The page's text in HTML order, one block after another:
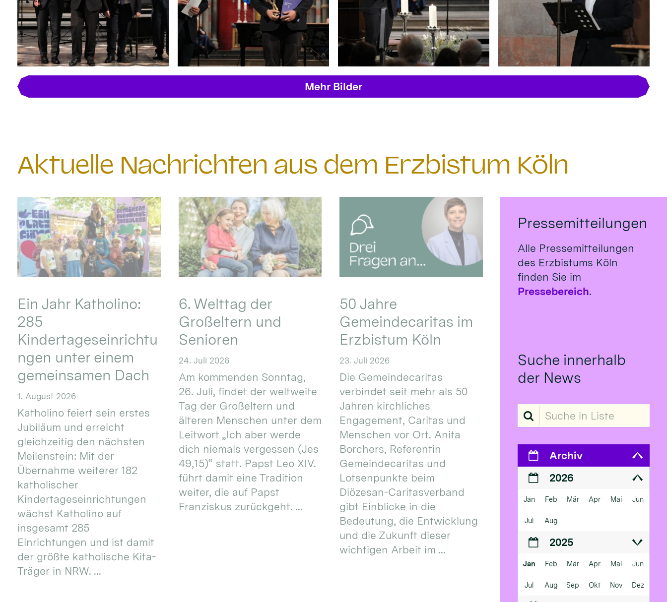
Mehr Bilder
Aktuelle Nachrichten aus dem Erzbistum Köln
Ein Jahr Katholino:
285
Kindertageseinrichtu
ngen unter einem
gemeinsamen Dach
1. August 2026
Katholino feiert sein erstes
Jubiläum und erreicht
gleichzeitig den nächsten
Meilenstein: Mit der
Übernahme weiterer 182
katholischer
Kindertageseinrichtungen
wächst Katholino auf
insgesamt 285
Einrichtungen und ist damit
der größte katholische Kita-
Träger in NRW. ...
6. Welttag der
Großeltern und
Senioren
24. Juli 2026
Am kommenden Sonntag,
26. Juli, findet der weltweite
Tag der Großeltern und
älteren Menschen unter dem
Leitwort „Ich aber werde
dich niemals vergessen (Jes
49,15)“ statt. Papst Leo XIV.
führt damit eine Tradition
weiter, die auf Papst
Franziskus zurückgeht. ...
50 Jahre
Gemeindecaritas im
Erzbistum Köln
23. Juli 2026
Die Gemeindecaritas
verbindet seit mehr als 50
Jahren kirchliches
Engagement, Caritas und
Menschen vor Ort. Anita
Borchers, Referentin
Gemeindecaritas und
Lotsenpunkte beim
Diözesan-Caritasverband
gibt Einblicke in die
Bedeutung, die Entwicklung
und die Zukunft dieser
wichtigen Arbeit im ...
Pressemitteilungen
Alle Pressemitteilungen
des Erzbistums Köln
finden Sie im
Pressebereich.
Suche innerhalb
der News
Suche in Liste
Archiv
2026
Jan Feb Mär Apr Mai Jun
Jul Aug
2025
Jan Feb Mär Apr Mai Jun
Jul Aug Sep Okt Nov Dez